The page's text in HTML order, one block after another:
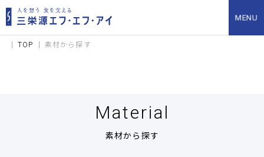
TOP 素材から探す
素材から探す